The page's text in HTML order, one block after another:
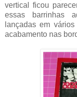
vertical ficou
essas barrinhas
lançadas em
acabamento nas